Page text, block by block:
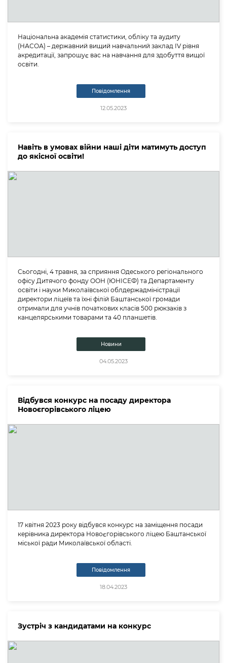
Національна академія статистики, обліку та аудиту
(НАСОА) – державний вищий навчальний заклад ІV рівня
акредитації, запрошує вас на навчання для здобуття вищої
освіти.
Повідомлення
12.05.2023
Навіть в умовах війни наші діти матимуть доступ
до якісної освіти!
Сьогодні, 4 травня, за сприяння Одеського регіонального
офісу Дитячого фонду ООН (ЮНІСЕФ) та Департаменту
освіти і науки Миколаївської облдержадміністрації
директори ліцеїв та їхні філій Баштанської громади
отримали для учнів початкових класів 500 рюкзаків з
канцелярськими товарами та 40 планшетів.
Новини
04.05.2023
Відбувся конкурс на посаду директора
Новоєгорівського ліцею
17 квітня 2023 року відбувся конкурс на заміщення посади
керівника директора Новоєгорівського ліцею Баштанської
міської ради Миколаївської області.
Повідомлення
18.04.2023
Зустріч з кандидатами на конкурс